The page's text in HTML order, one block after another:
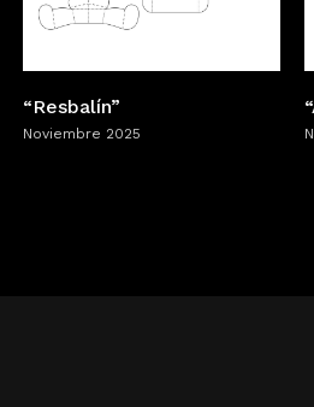
“Resbalín”
Noviembre 2025